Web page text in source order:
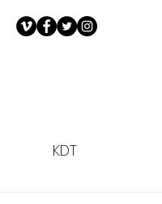
KDT